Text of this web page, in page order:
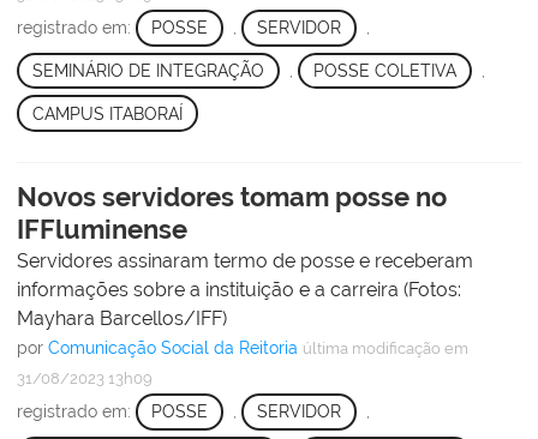
registrado em: POSSE , SERVIDOR ,
SEMINÁRIO DE INTEGRAÇÃO POSSE COLETIVA
CAMPUS ITABORAÍ
Novos servidores tomam posse no
IFFluminense
Servidores assinaram termo de posse e receberam
informações sobre a instituição e a carreira (Fotos:
Mayhara Barcellos/IFF)
por Comunicação Social da Reitoria última modificação em
31/08/2023 13h09
registrado em: POSSE , SERVIDOR ,